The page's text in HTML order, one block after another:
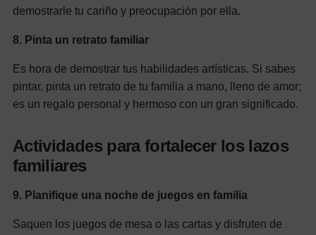
demostrarle tu cariño y preocupación por ella.
8. Pinta un retrato familiar
Es hora de demostrar tus habilidades artísticas. Si sabes
pintar, pinta un retrato de tu familia a mano, lleno de amor;
es un regalo personal y hermoso con un gran significado.
Actividades para fortalecer los lazos
familiares
9. Planifique una noche de juegos en familia
Saquen los juegos de mesa o las cartas y disfruten de